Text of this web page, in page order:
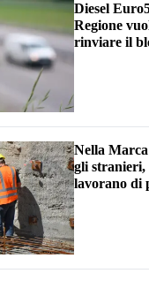
Diesel
Regione
rinviare il
Nella
gli stranieri,
lavorano di